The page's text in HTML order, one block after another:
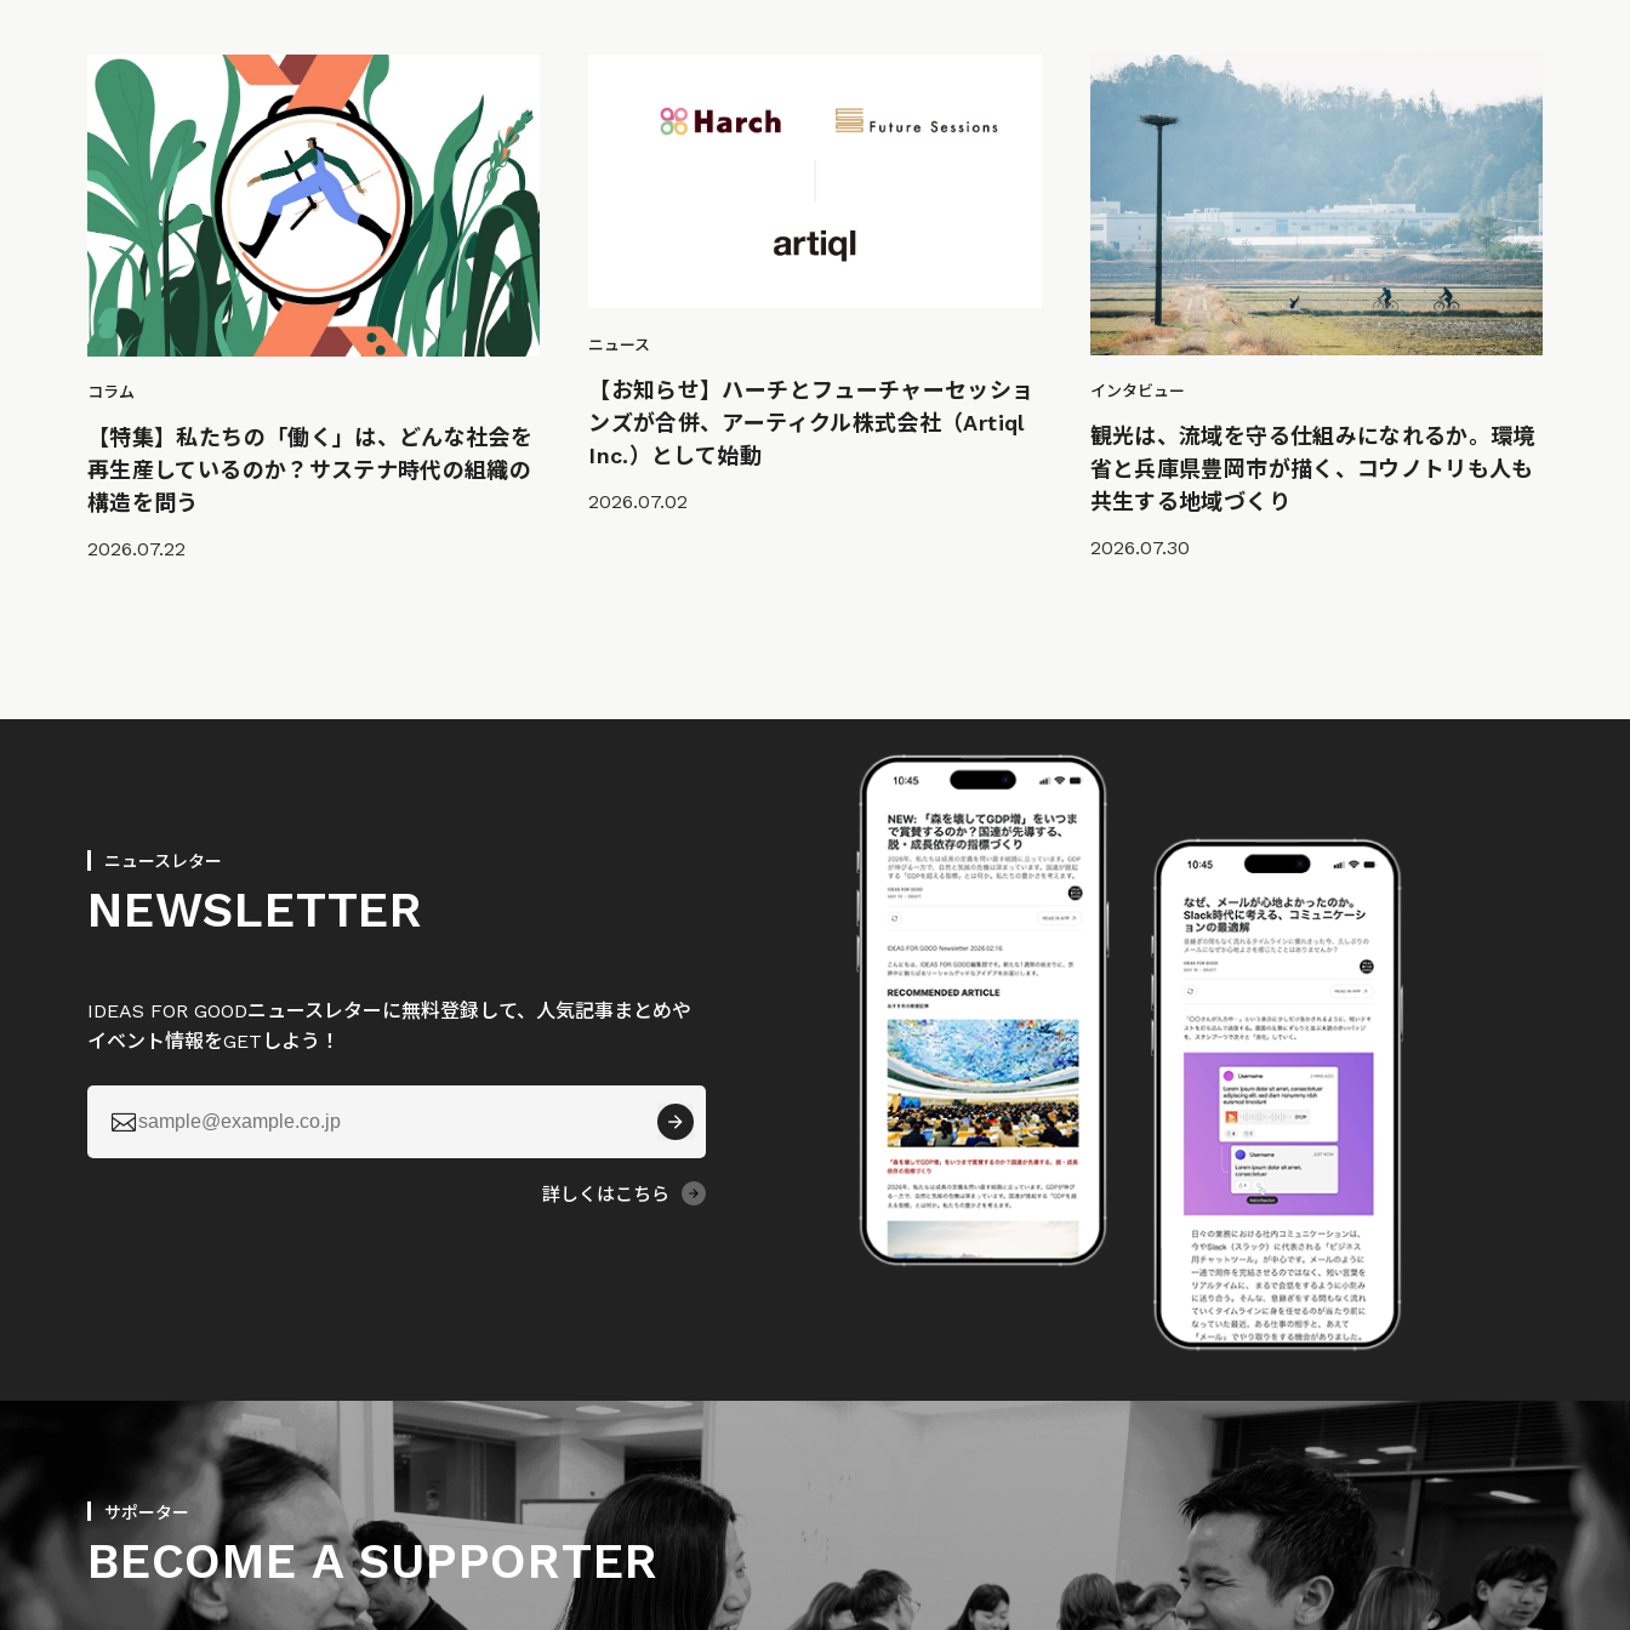
コラム
【特集】私たちの「働く」は、どんな社会を
再生産しているのか？サステナ時代の組織の
構造を問う
2026.07.22
ニュース
【お知らせ】ハーチとフューチャーセッショ
ンズが合併、アーティクル株式会社（Artiql
Inc.）として始動
2026.07.02
インタビュー
観光は、流域を守る仕組みになれるか。環境
省と兵庫県豊岡市が描く、コウノトリも人も
共生する地域づくり
2026.07.30
ニュースレター
NEWSLETTER
IDEAS FOR GOODニュースレターに無料登録して、人気記事まとめや
イベント情報をGETしよう！

詳しくはこちら
サポーター
BECOME A SUPPORTER